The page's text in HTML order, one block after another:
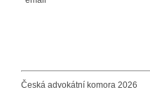
Česká advokátní komora 2026